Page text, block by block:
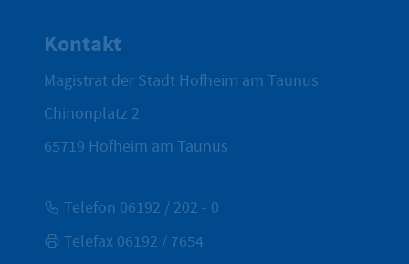
Kontakt
Magistrat der Stadt Hofheim am Taunus
Chinonplatz 2
65719 Hofheim am Taunus
Telefon 06192 / 202 - 0
Telefax 06192 / 7654